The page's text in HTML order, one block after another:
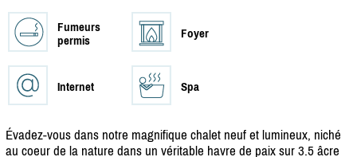
Fumeurs
permis
Foyer
Internet Spa
Évadez-vous dans notre magnifique chalet neuf et lumineux, niché
au coeur de la nature dans un véritable havre de paix sur 3.5 âcre